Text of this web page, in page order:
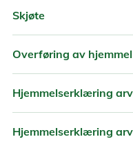
Skjøte
Overføring av
Hjemmelserklæring
Hjemmelserklæring